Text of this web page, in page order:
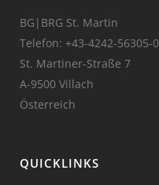
BG|BRG St. Martin
Telefon: +43-4242-56305-0
St. Martiner-Straße 7
A-9500 Villach
Österreich
QUICKLINKS